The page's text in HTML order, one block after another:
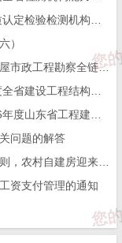
法定代表人及项
）
山东省住房和城乡建设厅关于印发《加强房屋市政工程勘察全链条管理实施方案》的通知
问题的解答
资支付管理的通知